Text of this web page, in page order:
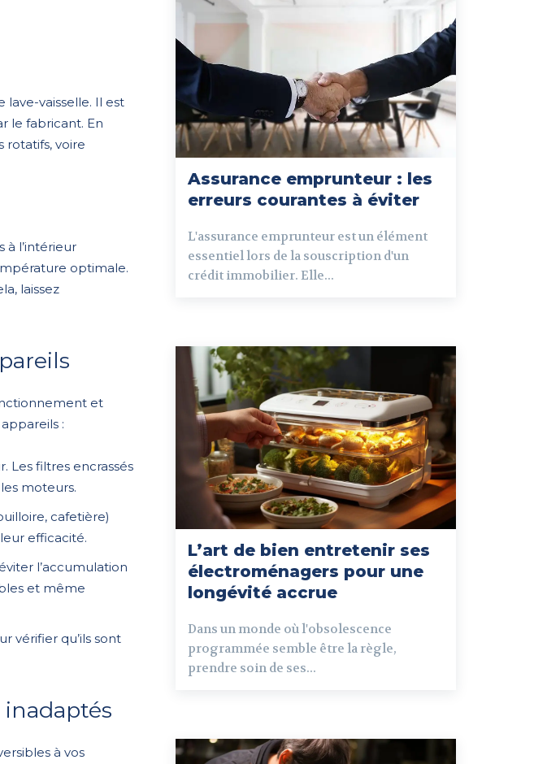
vaisselle. Il est
le fabricant. En
rotatifs, voire
à l’intérieur
optimale.
laissez
et
:
Les filtres encrassés
moteurs.
cafetière)
efficacité.
l’accumulation
et même
vérifier qu’ils sont
à vos
Assurance emprunteur : les
erreurs courantes à éviter
L'assurance emprunteur est un élément
essentiel lors de la souscription d'un
crédit immobilier. Elle...
L’art de bien entretenir ses
électroménagers pour une
longévité accrue
Dans un monde où l'obsolescence
programmée semble être la règle,
prendre soin de ses...